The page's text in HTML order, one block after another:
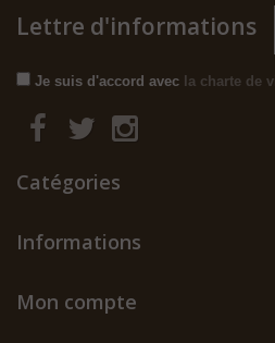
Lettre d'informations
Je suis d'accord avec la charte de
Catégories
Informations
Mon compte